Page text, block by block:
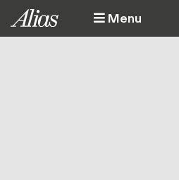
Aller au contenu principal
Menu